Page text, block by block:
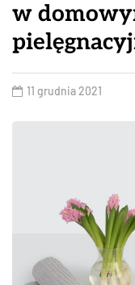
w
11 grudnia 2021